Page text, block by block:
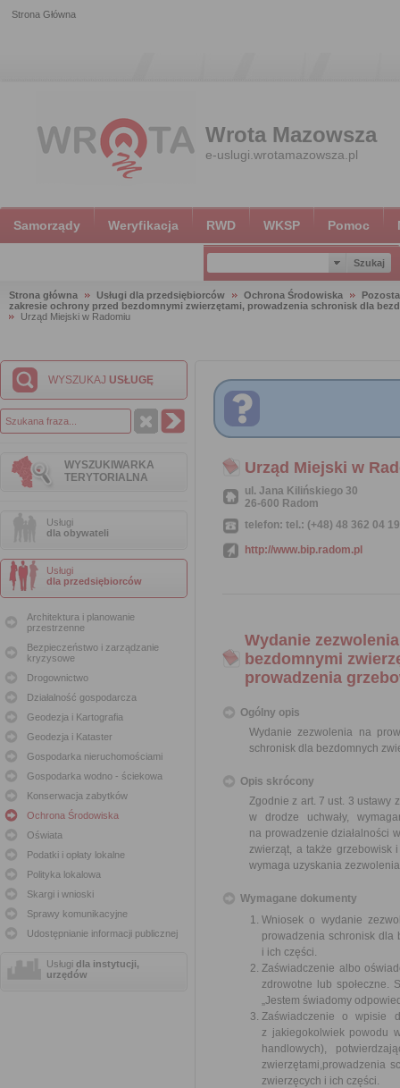
Strona Główna
Wrota Mazowsza
e-uslugi.wrotamazowsza.pl
Samorządy Weryfikacja RWD WKSP Pomoc
Strona główna Usługi dla przedsiębiorców Ochrona Środowiska
zakresie ochrony przed bezdomnymi zwierzętami, prowadzenia schronisk dla
Urząd Miejski w Radomiu
WYSZUKAJ USŁUGĘ
WYSZUKIWARKA
TERYTORIALNA
Usługi
dla obywateli
Usługi
dla przedsiębiorców
Architektura i planowanie
przestrzenne
Bezpieczeństwo i zarządzanie
kryzysowe
Drogownictwo
Działalność gospodarcza
Geodezja i Kartografia
Geodezja i Kataster
Gospodarka nieruchomościami
Gospodarka wodno - ściekowa
Konserwacja zabytków
Ochrona Środowiska
Oświata
Podatki i opłaty lokalne
Polityka lokalowa
Skargi i wnioski
Sprawy komunikacyjne
Udostępnianie informacji publicznej
Usługi dla instytucji,
urzędów
Urząd Miejski w
ul. Jana Kilińskiego 30
26-600 Radom
telefon: tel.: (+48) 48 362 04
http://www.bip.radom.pl
Wydanie
bezdomnymi
prowadzenia
Ogólny opis
Wydanie zezwolenia na
schronisk dla bezdomnych
Opis skrócony
Zgodnie z art. 7 ust. 3 ustawy
w drodze uchwały,
na prowadzenie działalności
zwierząt, a także grzebowisk
wymaga uzyskania
Wymagane dokumenty
Wniosek o wydanie
prowadzenia schronisk dla
i ich części.
Zaświadczenie albo
zdrowotne lub społeczne.
„Jestem świadomy
Zaświadczenie o wpisie
z jakiegokolwiek powodu
handlowych),
zwierzętami,prowadzenia
zwierzęcych i ich części.